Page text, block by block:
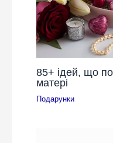
85+ ідей, що
матері
Подарунки